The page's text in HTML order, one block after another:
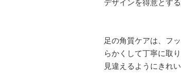
デザインを得意とす
足の角質ケアは、フ
らかくして丁寧に取
見違えるようにきれ